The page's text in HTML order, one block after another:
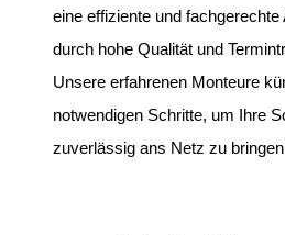
eine effiziente und
durch hohe Qualität und
Unsere erfahrenen Monteure
notwendigen Schritte, um Ihre
zuverlässig ans Netz zu